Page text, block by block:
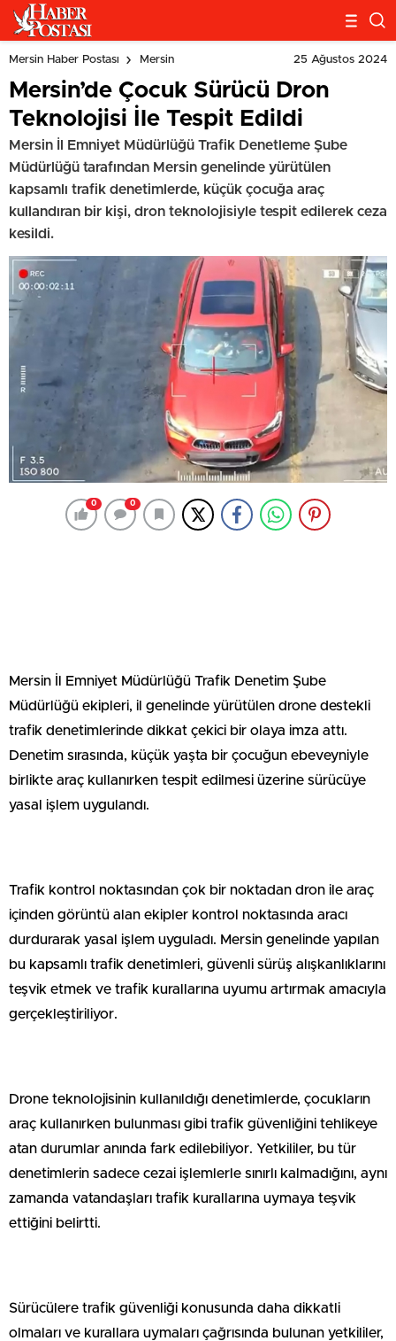
Mersin Haber Postası Mersin 25 Ağustos 2024
Mersin’de Çocuk Sürücü Dron
Teknolojisi İle Tespit Edildi
Mersin İl Emniyet Müdürlüğü Trafik Denetleme Şube
Müdürlüğü tarafından Mersin genelinde yürütülen
kapsamlı trafik denetimlerde, küçük çocuğa araç
kullandıran bir kişi, dron teknolojisiyle tespit edilerek ceza
kesildi.
0 0
Mersin İl Emniyet Müdürlüğü Trafik Denetim Şube
Müdürlüğü ekipleri, il genelinde yürütülen drone destekli
trafik denetimlerinde dikkat çekici bir olaya imza attı.
Denetim sırasında, küçük yaşta bir çocuğun ebeveyniyle
birlikte araç kullanırken tespit edilmesi üzerine sürücüye
yasal işlem uygulandı.
Trafik kontrol noktasından çok bir noktadan dron ile araç
içinden görüntü alan ekipler kontrol noktasında aracı
durdurarak yasal işlem uyguladı. Mersin genelinde yapılan
bu kapsamlı trafik denetimleri, güvenli sürüş alışkanlıklarını
teşvik etmek ve trafik kurallarına uyumu artırmak amacıyla
gerçekleştiriliyor.
Drone teknolojisinin kullanıldığı denetimlerde, çocukların
araç kullanırken bulunması gibi trafik güvenliğini tehlikeye
atan durumlar anında fark edilebiliyor. Yetkililer, bu tür
denetimlerin sadece cezai işlemlerle sınırlı kalmadığını, aynı
zamanda vatandaşları trafik kurallarına uymaya teşvik
ettiğini belirtti.
Sürücülere trafik güvenliği konusunda daha dikkatli
olmaları ve kurallara uymaları çağrısında bulunan yetkililer,